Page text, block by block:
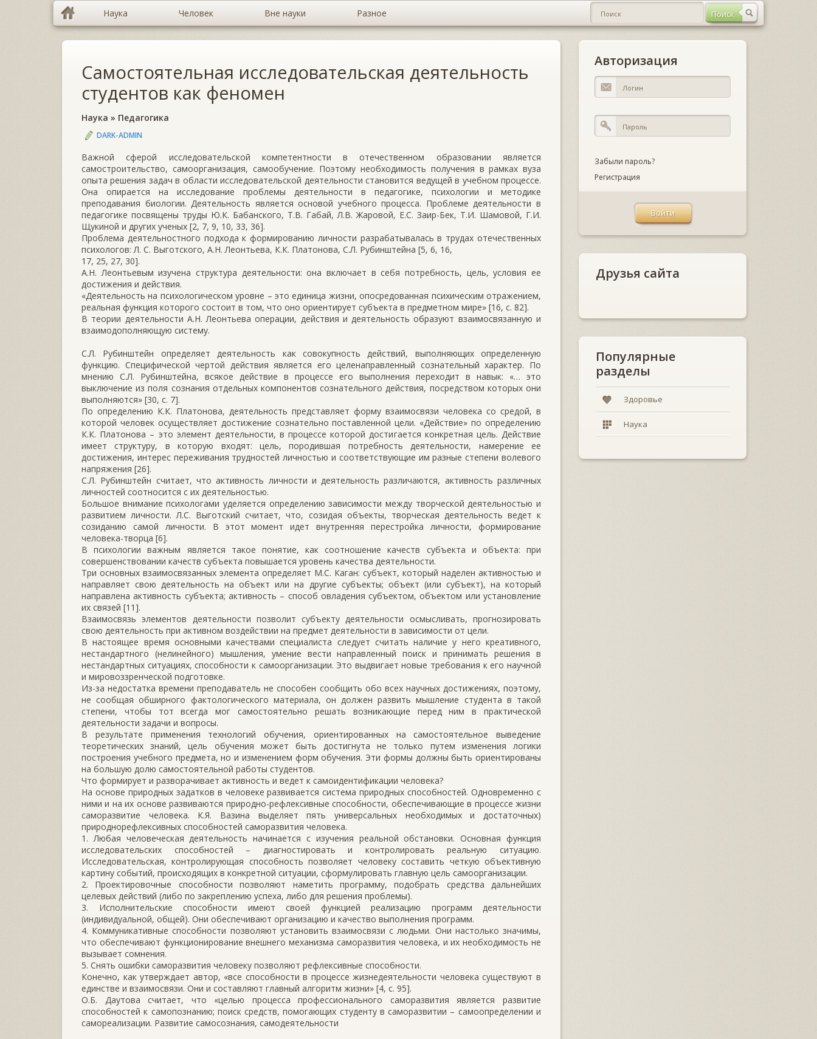
Наука Человек Вне науки Разное
Самостоятельная исследовательская деятельность
студентов как феномен
Наука » Педагогика
DARK-ADMIN
Важной сферой исследовательской компетентности в отечественном образовании является
самостроительство, самоорганизация, самообучение. Поэтому необходимость получения в рамках вуза
опыта решения задач в области исследовательской деятельности становится ведущей в учебном процессе.
Она опирается на исследование проблемы деятельности в педагогике, психологии и методике
преподавания биологии. Деятельность является основой учебного процесса. Проблеме деятельности в
педагогике посвящены труды Ю.К. Бабанского, Т.В. Габай, Л.В. Жаровой, Е.С. Заир-Бек, Т.И. Шамовой, Г.И.
Щукиной и других ученых [2, 7, 9, 10, 33, 36].
Проблема деятельностного подхода к формированию личности разрабатывалась в трудах отечественных
психологов: Л. С. Выготского, А.Н. Леонтьева, К.К. Платонова, С.Л. Рубинштейна [5, 6, 16,
17, 25, 27, 30].
А.Н. Леонтьевым изучена структура деятельности: она включает в себя потребность, цель, условия ее
достижения и действия.
«Деятельность на психологическом уровне – это единица жизни, опосредованная психическим отражением,
реальная функция которого состоит в том, что оно ориентирует субъекта в предметном мире» [16, с. 82].
В теории деятельности А.Н. Леонтьева операции, действия и деятельность образуют взаимосвязанную и
взаимодополняющую систему.
С.Л. Рубинштейн определяет деятельность как совокупность действий, выполняющих определенную
функцию. Специфической чертой действия является его целенаправленный сознательный характер. По
мнению С.Л. Рубинштейна, всякое действие в процессе его выполнения переходит в навык: «… это
выключение из поля сознания отдельных компонентов сознательного действия, посредством которых они
выполняются» [30, с. 7].
По определению К.К. Платонова, деятельность представляет форму взаимосвязи человека со средой, в
которой человек осуществляет достижение сознательно поставленной цели. «Действие» по определению
К.К. Платонова – это элемент деятельности, в процессе которой достигается конкретная цель. Действие
имеет структуру, в которую входят: цель, породившая потребность деятельности, намерение ее
достижения, интерес переживания трудностей личностью и соответствующие им разные степени волевого
напряжения [26].
С.Л. Рубинштейн считает, что активность личности и деятельность различаются, активность различных
личностей соотносится с их деятельностью.
Большое внимание психологами уделяется определению зависимости между творческой деятельностью и
развитием личности. Л.С. Выготский считает, что, созидая объекты, творческая деятельность ведет к
созиданию самой личности. В этот момент идет внутренняя перестройка личности, формирование
человека-творца [6].
В психологии важным является такое понятие, как соотношение качеств субъекта и объекта: при
совершенствовании качеств субъекта повышается уровень качества деятельности.
Три основных взаимосвязанных элемента определяет М.С. Каган: субъект, который наделен активностью и
направляет свою деятельность на объект или на другие субъекты; объект (или субъект), на который
направлена активность субъекта; активность – способ овладения субъектом, объектом или установление
их связей [11].
Взаимосвязь элементов деятельности позволит субъекту деятельности осмысливать, прогнозировать
свою деятельность при активном воздействии на предмет деятельности в зависимости от цели.
В настоящее время основными качествами специалиста следует считать наличие у него креативного,
нестандартного (нелинейного) мышления, умение вести направленный поиск и принимать решения в
нестандартных ситуациях, способности к самоорганизации. Это выдвигает новые требования к его научной
и мировоззренческой подготовке.
Из-за недостатка времени преподаватель не способен сообщить обо всех научных достижениях, поэтому,
не сообщая обширного фактологического материала, он должен развить мышление студента в такой
степени, чтобы тот всегда мог самостоятельно решать возникающие перед ним в практической
деятельности задачи и вопросы.
В результате применения технологий обучения, ориентированных на самостоятельное выведение
теоретических знаний, цель обучения может быть достигнута не только путем изменения логики
построения учебного предмета, но и изменением форм обучения. Эти формы должны быть ориентированы
на большую долю самостоятельной работы студентов.
Что формирует и разворачивает активность и ведет к самоидентификации человека?
На основе природных задатков в человеке развивается система природных способностей. Одновременно с
ними и на их основе развиваются природно-рефлексивные способности, обеспечивающие в процессе жизни
саморазвитие человека. К.Я. Вазина выделяет пять универсальных необходимых и достаточных)
природнорефлексивных способностей саморазвития человека.
1. Любая человеческая деятельность начинается с изучения реальной обстановки. Основная функция
исследовательских способностей – диагностировать и контролировать реальную ситуацию.
Исследовательская, контролирующая способность позволяет человеку составить четкую объективную
картину событий, происходящих в конкретной ситуации, сформулировать главную цель самоорганизации.
2. Проектировочные способности позволяют наметить программу, подобрать средства дальнейших
целевых действий (либо по закреплению успеха, либо для решения проблемы).
3. Исполнительские способности имеют своей функцией реализацию программ деятельности
(индивидуальной, общей). Они обеспечивают организацию и качество выполнения программ.
4. Коммуникативные способности позволяют установить взаимосвязи с людьми. Они настолько значимы,
что обеспечивают функционирование внешнего механизма саморазвития человека, и их необходимость не
вызывает сомнения.
5. Снять ошибки саморазвития человеку позволяют рефлексивные способности.
Конечно, как утверждает автор, «все способности в процессе жизнедеятельности человека существуют в
единстве и взаимосвязи. Они и составляют главный алгоритм жизни» [4, с. 95].
О.Б. Даутова считает, что «целью процесса профессионального саморазвития является развитие
способностей к самопознанию; поиск средств, помогающих студенту в саморазвитии – самоопределении и
самореализации. Развитие самосознания, самодеятельности
Авторизация
Забыли пароль?
Регистрация
Друзья сайта
Популярные
разделы
Здоровье
Наука